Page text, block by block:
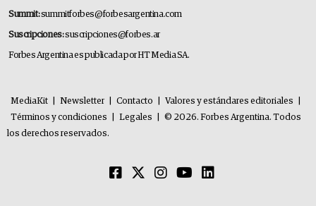
Summit:summitforbes@forbesargentina.com
Suscripciones:suscripciones@forbes.ar
Forbes Argentina es publicada por HT Media SA.
MediaKit Newsletter Contacto Valores y estándares editoriales
Términos y condiciones
Legales
© 2026. Forbes Argentina. Todos
los derechos reservados.